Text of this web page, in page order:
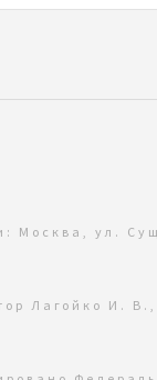
Москва, ул.
Лагойко И. В.,